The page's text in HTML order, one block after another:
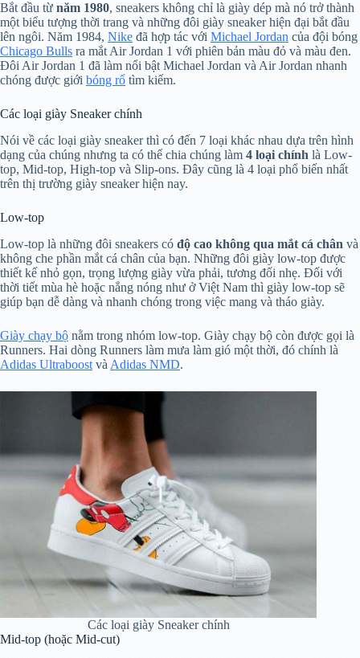
Bắt đầu từ năm 1980, sneakers không chỉ là giày dép mà nó trở thành
một biểu tượng thời trang và những đôi giày sneaker hiện đại bắt đầu
lên ngôi. Năm 1984, Nike đã hợp tác với Michael Jordan của đội bóng
Chicago Bulls ra mắt Air Jordan 1 với phiên bản màu đỏ và màu đen.
Đôi Air Jordan 1 đã làm nổi bật Michael Jordan và Air Jordan nhanh
chóng được giới bóng rổ tìm kiếm.
Các loại giày Sneaker chính
Nói về các loại giày sneaker thì có đến 7 loại khác nhau dựa trên hình
dạng của chúng nhưng ta có thể chia chúng làm 4 loại chính là Low-
top, Mid-top, High-top và Slip-ons. Đây cũng là 4 loại phổ biến nhất
trên thị trường giày sneaker hiện nay.
Low-top
Low-top là những đôi sneakers có độ cao không qua mắt cá chân và
không che phần mắt cá chân của bạn. Những đôi giày low-top được
thiết kế nhỏ gọn, trọng lượng giày vừa phải, tương đối nhẹ. Đối với
thời tiết mùa hè hoặc nắng nóng như ở Việt Nam thì giày low-top sẽ
giúp bạn dễ dàng và nhanh chóng trong việc mang và tháo giày.
Giày chạy bộ nằm trong nhóm low-top. Giày chạy bộ còn được gọi là
Runners. Hai dòng Runners làm mưa làm gió một thời, đó chính là
Adidas Ultraboost và Adidas NMD.
Các loại giày Sneaker chính
Mid-top (hoặc Mid-cut)